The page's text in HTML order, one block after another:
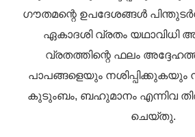
ഗൗതമന്റെ ഉപദേശങ്ങൾ
ഏകാദശി വ്രതം യഥാവിധി
വ്രതത്തിന്റെ ഫലം
പാപങ്ങളെയും നശിപ്പിക്കുകയും
കുടുംബം, ബഹുമാനം എന്നിവ
ചെയ്തു.